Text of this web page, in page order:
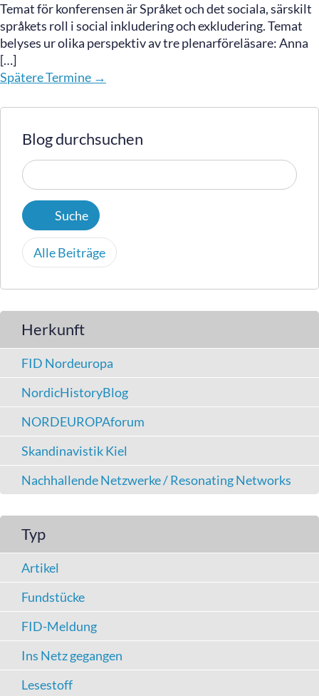
Temat för konferensen är Språket och det sociala, särskilt
språkets roll i social inkludering och exkludering. Temat
belyses ur olika perspektiv av tre plenarföreläsare: Anna
[…]
Spätere Termine →
Blog durchsuchen
Alle Beiträge
Herkunft
FID Nordeuropa
NordicHistoryBlog
NORDEUROPAforum
Skandinavistik Kiel
Nachhallende Netzwerke / Resonating Networks
Typ
Artikel
Fundstücke
FID-Meldung
Ins Netz gegangen
Lesestoff